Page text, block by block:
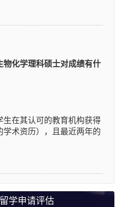
化学理科硕士对成绩有什
在其认可的教育机构获得
术资历），且最近两年的
学申请评估